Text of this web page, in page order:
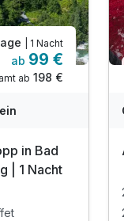
| 1 Nacht
ab 99 €
ab 198 €
in Bad
| 1 Nacht